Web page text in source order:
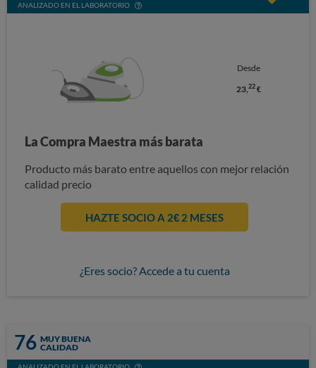
ANALIZADO EN EL LABORATORIO
Desde
23, 22€
La Compra Maestra más barata
Producto más barato entre aquellos con mejor relación
calidad precio
HAZTE SOCIO A 2€ 2 MESES
¿Eres socio? Accede a tu cuenta
76 MUY BUENA
CALIDAD